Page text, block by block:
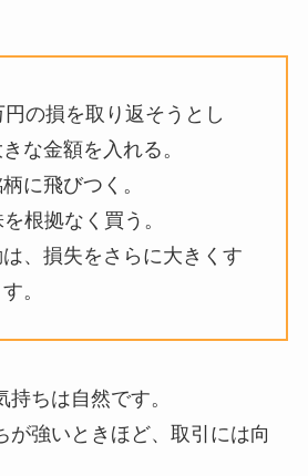
の損を取り返そうとし
な金額を入れる。
に飛びつく。
根拠なく買う。
、損失をさらに大きくす
。
ちは自然です。
が強いときほど、取引には向